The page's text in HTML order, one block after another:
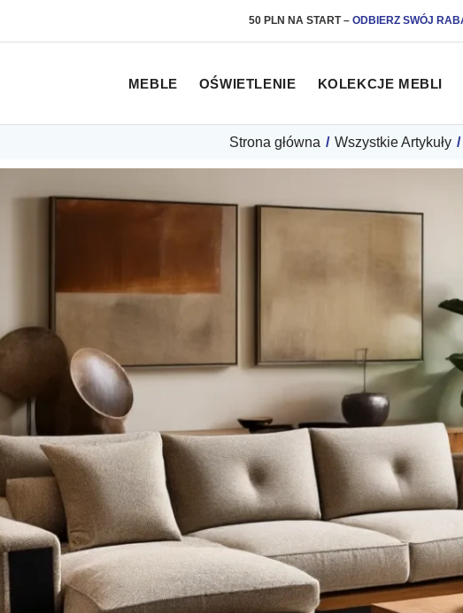
50 PLN NA START– ODBIERZ SWÓJ
MEBLE OŚWIETLENIE KOLEKCJE MEBLI
Strona główna / Wszystkie Artykuły /